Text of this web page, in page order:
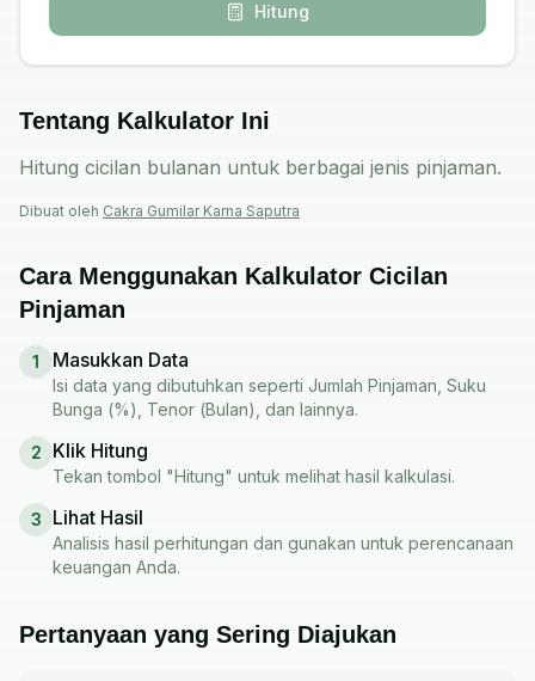
Hitung
Tentang Kalkulator Ini
Hitung cicilan bulanan untuk berbagai jenis pinjaman.
Dibuat oleh Cakra Gumilar Karna Saputra
Cara Menggunakan Kalkulator Cicilan
Pinjaman
1 Masukkan Data
Isi data yang dibutuhkan seperti Jumlah Pinjaman, Suku
Bunga (%), Tenor (Bulan), dan lainnya.
2 Klik Hitung
Tekan tombol "Hitung" untuk melihat hasil kalkulasi.
3 Lihat Hasil
Analisis hasil perhitungan dan gunakan untuk perencanaan
keuangan Anda.
Pertanyaan yang Sering Diajukan